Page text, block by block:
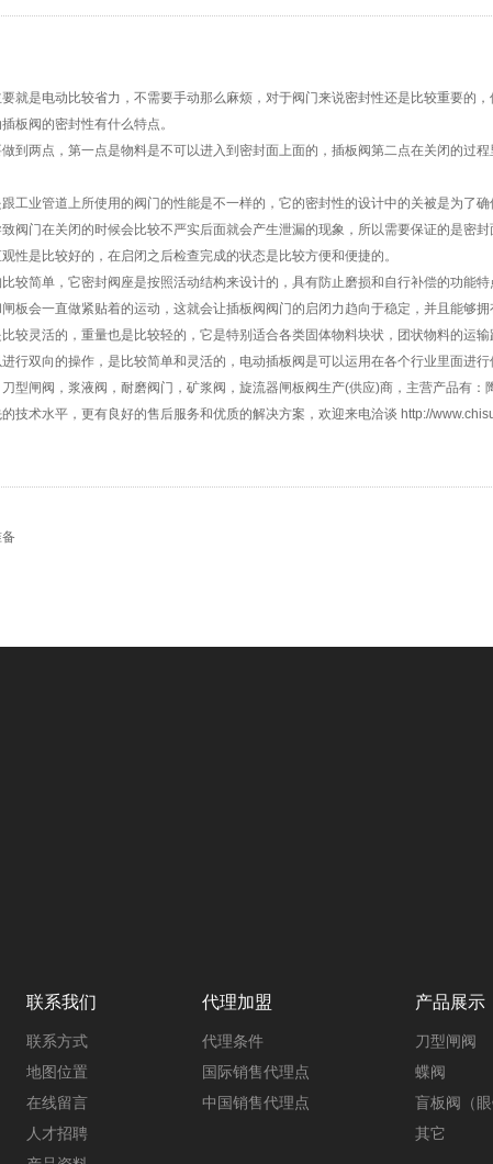
是电动比较省力，不需要手动那么麻烦，对于阀门来说密封性还是比较重要的
板阀的密封性有什么特点。
两点，第一点是物料是不可以进入到密封面上面的， 插板阀第二点在关闭的过
业管道上所使用的阀门的性能是不一样的，它的密封性的设计中的关被是为了
阀门在关闭的时候会比较不严实后面就会产生泄漏的现象，所以需要保证的是密封
是比较好的，在启闭之后检查完成的状态是比较方便和便捷的。
简单，它密封阀座是按照活动结构来设计的，具有防止磨损和自行补偿的功能特
会一直做紧贴着的运动，这就会让插板阀阀门的启闭力趋向于稳定，并且能够拥
灵活的，重量也是比较轻的，它是特别适合各类固体物料块状，团状物料的运输
行双向的操作，是比较简单和灵活的，电动插板阀是可以运用在各个行业里面进行
闸阀，浆液阀，耐磨阀门，矿浆阀，旋流器闸板阀生产(供应)商，主营产品有：
技术水平，更有良好的售后服务和优质的解决方案，欢迎来电洽谈 http://
产品展示
刀型闸阀
蝶阀
盲板阀（眼
其它
代理加盟
代理条件
国际销售代理点
中国销售代理点
联系我们
联系方式
地图位置
在线留言
人才招聘